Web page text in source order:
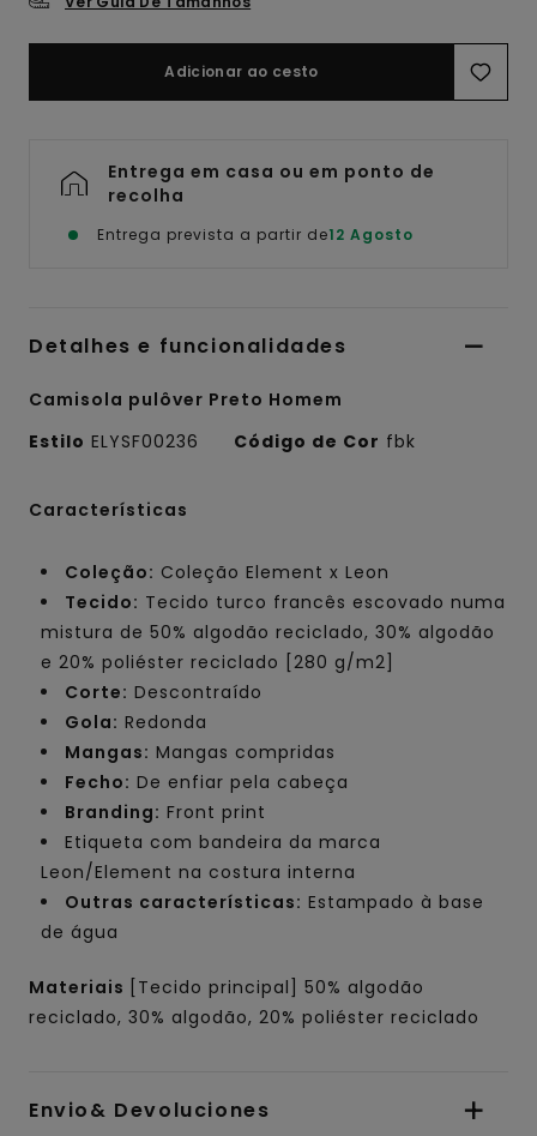
Adicionar ao cesto
Entrega em casa ou em ponto de
recolha
Entrega prevista a partir de12 Agosto
Detalhes e funcionalidades
Camisola pulôver Preto Homem
Estilo ELYSF00236 Código de Cor fbk
Características
Coleção: Coleção Element x Leon
Tecido: Tecido turco francês escovado numa
mistura de 50% algodão reciclado, 30% algodão
e 20% poliéster reciclado [280 g/m2]
Corte: Descontraído
Gola: Redonda
Mangas: Mangas compridas
Fecho: De enfiar pela cabeça
Branding: Front print
Etiqueta com bandeira da marca
Leon/Element na costura interna
Outras características: Estampado à base
de água
Materiais
[Tecido principal] 50% algodão
reciclado, 30% algodão, 20% poliéster reciclado
Envio& Devoluciones